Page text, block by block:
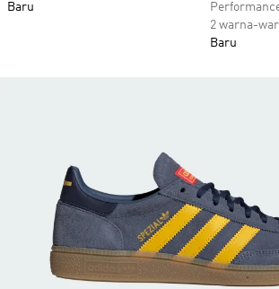
Baru
2 warna-
Baru